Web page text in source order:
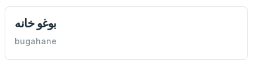
بوغو خانه
bugahane